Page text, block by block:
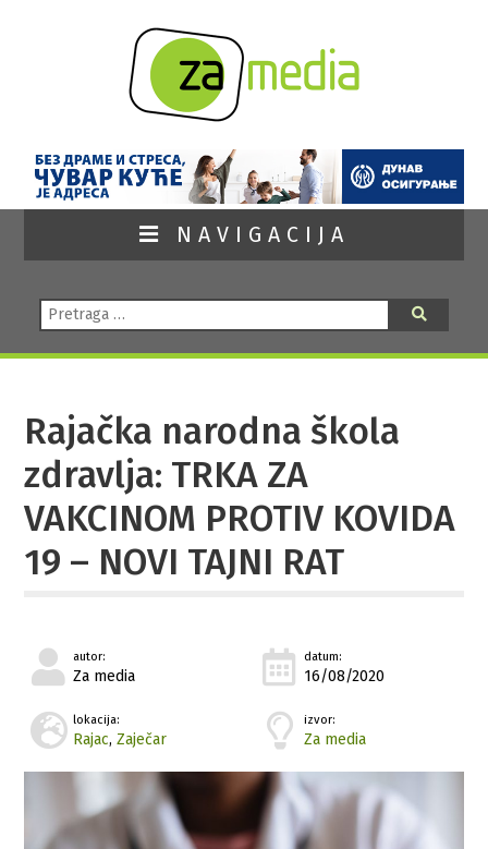
NAVIGACIJA
Pretraga:
Rajačka narodna škola
zdravlja: TRKA ZA
VAKCINOM PROTIV KOVIDA
19 – NOVI TAJNI RAT
autor:
Za media
datum:
16/08/2020
lokacija:
Rajac,Zaječar
izvor:
Za media